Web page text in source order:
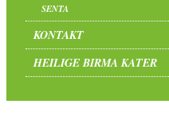
SENTA
KONTAKT
HEILIGE BIRMA KATER